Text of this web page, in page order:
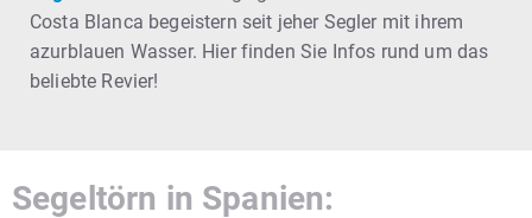
Costa Blanca begeistern seit jeher Segler mit ihrem
azurblauen Wasser. Hier finden Sie Infos rund um das
beliebte Revier!
Segeltörn in Spanien: